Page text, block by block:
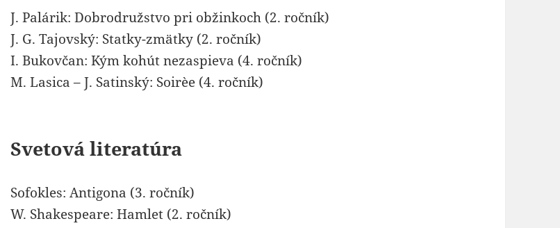
J. Palárik: Dobrodružstvo pri obžinkoch (2. ročník)
J. G. Tajovský: Statky-zmätky (2. ročník)
I. Bukovčan: Kým kohút nezaspieva (4. ročník)
M. Lasica – J. Satinský: Soirèe (4. ročník)
Svetová literatúra
Sofokles: Antigona (3. ročník)
W. Shakespeare: Hamlet (2. ročník)